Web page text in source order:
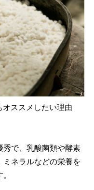
オススメしたい理由
秀で、乳酸菌類や酵素
ネラルなどの栄養を